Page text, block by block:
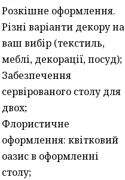
Розкішне оформлення.
Різні варіанти декору на
ваш вибір (текстиль,
меблі, декорації, посуд);
Забезпечення
сервірованого столу для
двох;
Флористичне
оформлення: квітковий
оазис в оформленні
столу;